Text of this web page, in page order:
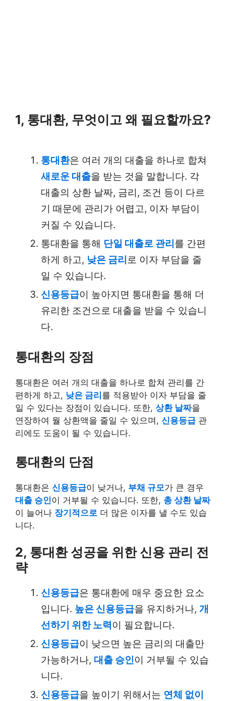
1, 통대환, 무엇이고 왜 필요할까요?
통대환은 여러 개의 대출을 하나로 합쳐
새로운 대출을 받는 것을 말합니다. 각
대출의 상환 날짜, 금리, 조건 등이 다르
기 때문에 관리가 어렵고, 이자 부담이
커질 수 있습니다.
통대환을 통해 단일 대출로 관리를 간편
하게 하고, 낮은 금리 로 이자 부담을 줄
일 수 있습니다.
신용등급이 높아지면 통대환을 통해 더
유리한 조건으로 대출을 받을 수 있습니
다.
통대환의 장점
통대환은 여러 개의 대출을 하나로 합쳐 관리를 간
편하게 하고, 낮은 금리 를 적용받아 이자 부담을 줄
일 수 있다는 장점이 있습니다. 또한, 상환 날짜을
연장하여 월 상환액을 줄일 수 있으며, 신용등급 관
리에도 도움이 될 수 있습니다.
통대환의 단점
통대환은 신용등급이 낮거나, 부채 규모가 큰 경우
대출 승인이 거부될 수 있습니다. 또한, 총 상환 날짜
이 늘어나 장기적으로 더 많은 이자를 낼 수도 있습
니다.
2, 통대환 성공을 위한 신용 관리 전
략
신용등급은 통대환에 매우 중요한 요소
입니다. 높은 신용등급을 유지하거나, 개
선하기 위한 노력 이 필요합니다.
신용등급이 낮으면 높은 금리의 대출만
가능하거나, 대출 승인이 거부될 수 있습
니다.
신용등급을 높이기 위해서는 연체 없이